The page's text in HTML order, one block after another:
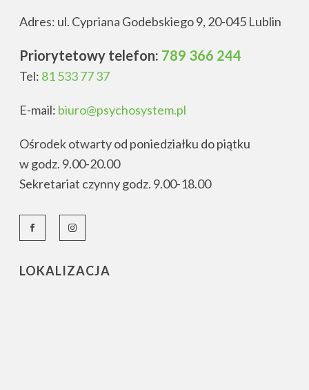
Adres: ul. Cypriana Godebskiego 9, 20-045 Lublin
Priorytetowy telefon: 789 366 244
Tel: 81 533 77 37
E-mail: biuro@psychosystem.pl
Ośrodek otwarty od poniedziałku do piątku
w godz. 9.00-20.00
Sekretariat czynny godz. 9.00-18.00
LOKALIZACJA